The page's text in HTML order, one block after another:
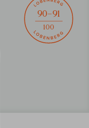
90–91
100